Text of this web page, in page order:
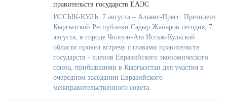
правительств государств ЕАЭС
ИССЫК-КУЛЬ. 7 августа – Альянс-Пресс. Президент
Кыргызской Республики Садыр Жапаров сегодня, 7
августа, в городе Чолпон-Ата Иссык-Кульской
области провел встречу с главами правительств
государств - членов Евразийского экономического
союза, прибывшими в Кыргызстан для участия в
очередном заседании Евразийского
межправительственного совета.